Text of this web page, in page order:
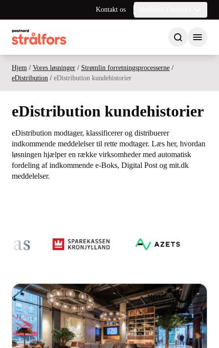
Kontakt os
Hjem / Vores løsninger / Strømlin forretningsprocesserne /
eDistribution / eDistribution kundehistorier
eDistribution kundehistorier
eDistribution modtager, klassificerer og distribuerer
indkommende meddelelser til rette modtager. Læs her, hvordan
løsningen hjælper en række virksomheder med automatisk
fordeling af indkommende e-Boks, Digital Post og mit.dk
meddelelser.